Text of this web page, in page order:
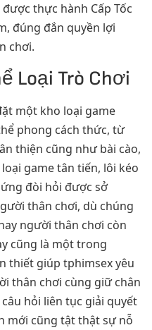
thực hành Cấp Tốc
đúng đắn quyền lợi
chơi.
Loại Trò Chơi
một kho loại game
phong cách thức, từ
thiện cũng như bài cào,
game tân tiến, lôi kéo
đòi hỏi được sở
thân chơi, dù chúng
người thân chơi còn
cũng là một trong
thiết giúp tphimsex yêu
thân chơi cùng giữ chân
hỏi liên tục giải quyết
mới cũng tật thật sự nỗ